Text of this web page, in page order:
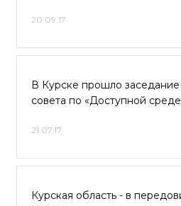
20.09.17
В Курске прошло
совета по «Доступной
21.07.17
Курская область - в